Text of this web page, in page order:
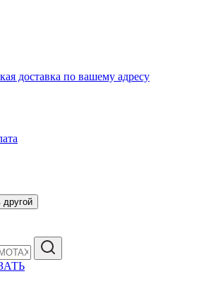
доставка по вашему адресу
другой